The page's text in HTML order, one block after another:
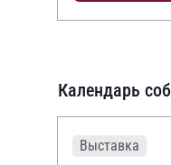
Календарь
Выставка